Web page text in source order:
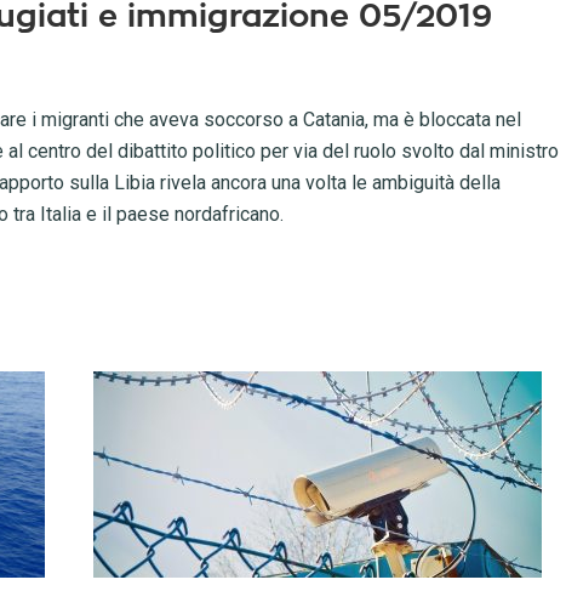
e immigrazione 05/2019
i migranti che aveva soccorso a Catania, ma è bloccata nel
al centro del dibattito politico per via del ruolo svolto dal ministro
sulla Libia rivela ancora una volta le ambiguità della
tra Italia e il paese nordafricano.